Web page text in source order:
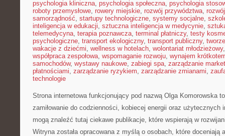
psychologia kliniczna, psychologia społeczna, psychologia
roboty przemysłowe, rowery miejskie, rozwój przywództwa,
samorządność, startupy technologiczne, systemy socjalne,
inteligencja w edukacji, sztuczna inteligencja w medycynie,
telemedycyna, terapia poznawcza, terminal płatniczy, testy
psychologiczne, transport ekologiczny, transport publiczny,
wakacje z dziećmi, wellness w hotelach, wolontariat młodzieżowy
współpraca zespołowa, wspomaganie rozwoju, wynajem
samochodów, wystawy naukowe, zabiegi spa, zarządzanie
płatnościami, zarządzanie ryzykiem, zarządzanie zmianami,
technologie
Strona internetowa funkcjonujący pod nazwą Olga Komorowska
zamiłowanie do codzienności, kobiecej energii oraz użytecznych
mogą znaleźć tutaj ciekawe publikacje, które wspierają w
Witryna została opracowana z myślą o osobach, które doceniają